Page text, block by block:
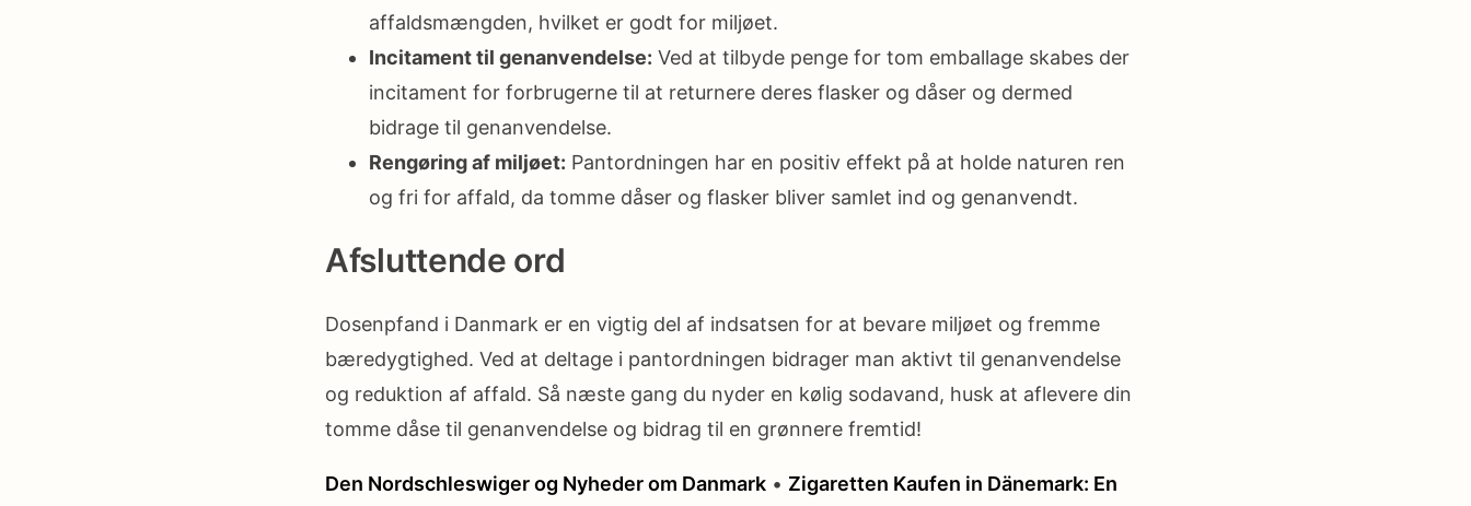
affaldsmængden, hvilket er godt for miljøet.
Incitament til genanvendelse: Ved at tilbyde penge for tom emballage skabes der
incitament for forbrugerne til at returnere deres flasker og dåser og dermed
bidrage til genanvendelse.
Rengøring af miljøet: Pantordningen har en positiv effekt på at holde naturen ren
og fri for affald, da tomme dåser og flasker bliver samlet ind og genanvendt.
Afsluttende ord
Dosenpfand i Danmark er en vigtig del af indsatsen for at bevare miljøet og fremme
bæredygtighed. Ved at deltage i pantordningen bidrager man aktivt til genanvendelse
og reduktion af affald. Så næste gang du nyder en kølig sodavand, husk at aflevere din
tomme dåse til genanvendelse og bidrag til en grønnere fremtid!
Den Nordschleswiger og Nyheder om Danmark • Zigaretten Kaufen in Dänemark: En